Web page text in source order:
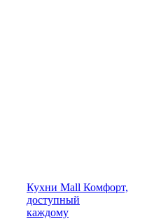
Кухни Mall Комфорт,
доступный
каждому